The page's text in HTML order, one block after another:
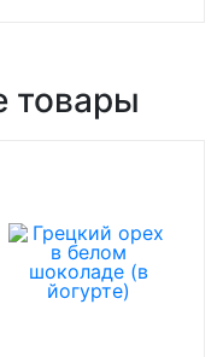
товары